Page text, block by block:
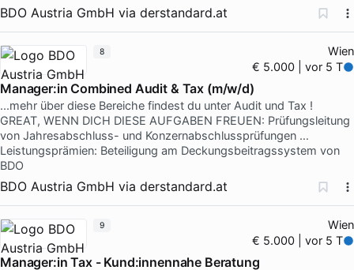
BDO Austria GmbH via derstandard.at
Wien
€ 5.000 | vor 5 T
Manager:in Combined Audit & Tax (m/w/d)
...mehr über diese Bereiche findest du unter Audit und Tax !
GREAT, WENN DICH DIESE AUFGABEN FREUEN: Prüfungsleitung
von Jahresabschluss- und Konzernabschlussprüfungen …
Leistungsprämien: Beteiligung am Deckungsbeitragssystem von
BDO
BDO Austria GmbH via derstandard.at
8
Wien
€ 5.000 | vor 5 T
Manager:in Tax - Kund:innennahe Beratung
9